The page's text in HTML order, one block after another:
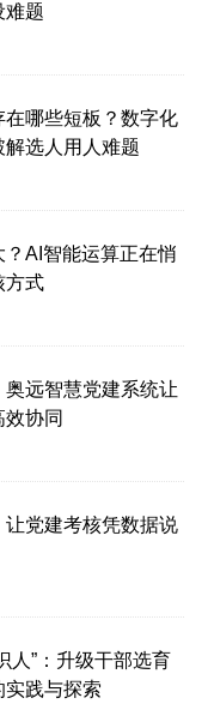
难题
哪些短板？数字化
选人用人难题
AI智能运算正在悄
方式
远智慧党建系统让
协同
党建考核凭数据说
人”：升级干部选育
实践与探索